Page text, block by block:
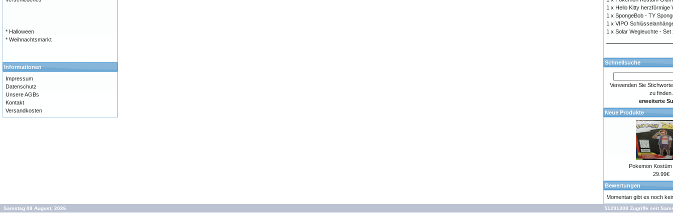
* Halloween
* Weihnachtsmarkt
Informationen
Impressum
Datenschutz
Unsere AGBs
Kontakt
Versandkosten
1 x Hello Kitty herzförmige
1 x SpongeBob - TY
1 x VIPO
1 x Solar Wegleuchte - Set
Schnellsuche
Verwenden Sie
zu finden.
erweiterte
Neue Produkte
Pokemon
29.99€
Bewertungen
Momentan gibt es noch
Samstag 08 August, 2026 51291308 Zugriffe seit